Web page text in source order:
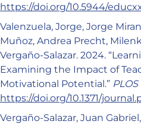
https://doi.org/10.5944/
Valenzuela, Jorge, Jorge
Muñoz, Andrea Precht,
Vergaño-Salazar. 2024.
Examining the Impact of
Motivational Potential.”
https://doi.org/10.1371/
Vergaño-Salazar, Juan